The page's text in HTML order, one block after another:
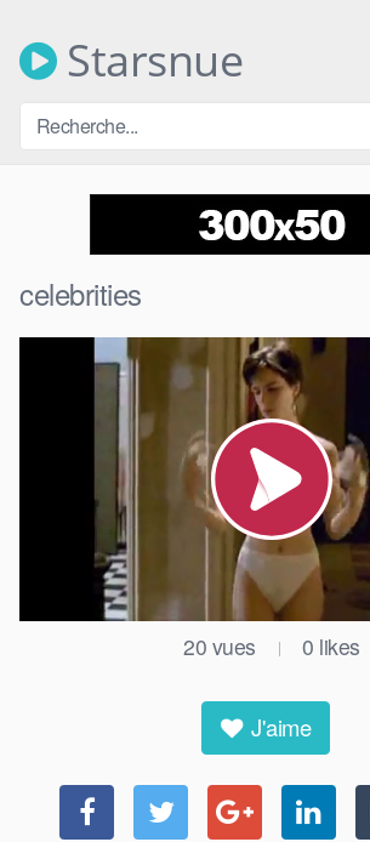
contentStarsnue
celebrities
20 vues | 0 likes
J'aime